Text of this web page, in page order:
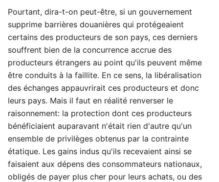
Pourtant, dira-t-on peut-être, si un gouvernement
supprime barrières douanières qui protégeaient
certains des producteurs de son pays, ces derniers
souffrent bien de la concurrence accrue des
producteurs étrangers au point qu'ils peuvent même
être conduits à la faillite. En ce sens, la libéralisation
des échanges appauvrirait ces producteurs et donc
leurs pays. Mais il faut en réalité renverser le
raisonnement: la protection dont ces producteurs
bénéficiaient auparavant n'était rien d'autre qu'un
ensemble de privilèges obtenus par la contrainte
étatique. Les gains indus qu'ils recevaient ainsi se
faisaient aux dépens des consommateurs nationaux,
obligés de payer plus cher pour leurs achats, ou des